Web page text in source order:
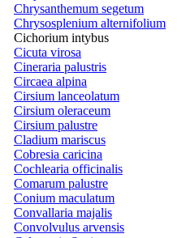
Chrysanthemum segetum
Chrysosplenium alternifolium
Cichorium intybus
Cicuta virosa
Cineraria palustris
Circaea alpina
Cirsium lanceolatum
Cirsium oleraceum
Cirsium palustre
Cladium mariscus
Cobresia caricina
Cochlearia officinalis
Comarum palustre
Conium maculatum
Convallaria majalis
Convolvulus arvensis